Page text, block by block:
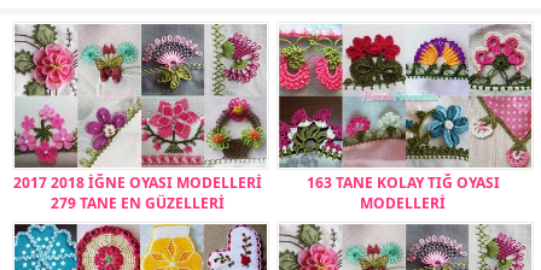
2017 2018 İĞNE OYASI MODELLERİ
279 TANE EN GÜZELLERİ
163 TANE KOLAY TIĞ OYASI
MODELLERİ